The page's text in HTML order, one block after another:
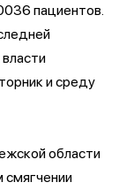
пациентов.
и среду
области